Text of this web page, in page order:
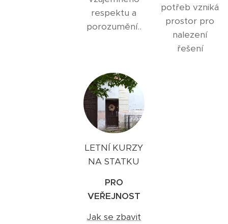
respektu a
porozumění..
potřeb vzniká
prostor pro
nalezení
řešení
LETNÍ KURZY
NA STATKU
PRO
VEŘEJNOST
Jak se zbavit